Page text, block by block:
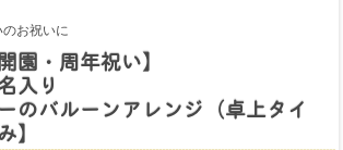
お祝いに
園・周年祝い】
入り
のバルーンアレンジ（卓上タイ
】